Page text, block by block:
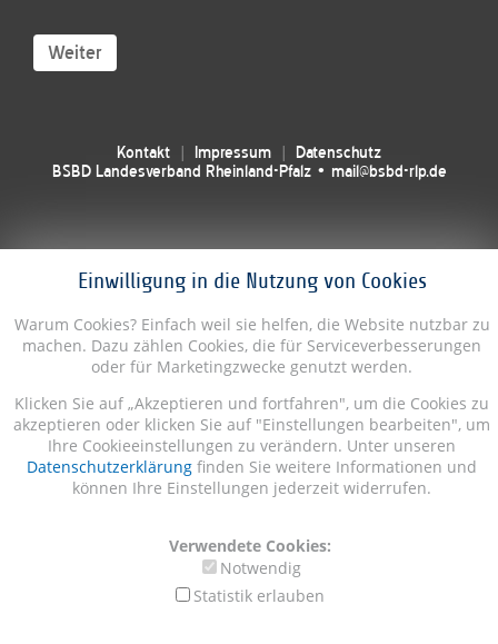
Einwilligung in die Nutzung von Cookies
Warum Cookies? Einfach weil sie helfen, die Website nutzbar zu
machen. Dazu zählen Cookies, die für Serviceverbesserungen
oder für Marketingzwecke genutzt werden.
Klicken Sie auf „Akzeptieren und fortfahren", um die Cookies zu
akzeptieren oder klicken Sie auf "Einstellungen bearbeiten", um
Ihre Cookieeinstellungen zu verändern. Unter unseren
Datenschutzerklärung finden Sie weitere Informationen und
können Ihre Einstellungen jederzeit widerrufen.
Verwendete Cookies:
Notwendig
Statistik erlauben
Weiter
Kontakt Impressum
Datenschutz
BSBD Landesverband Rheinland-Pfalz • mail@bsbd-rlp.de